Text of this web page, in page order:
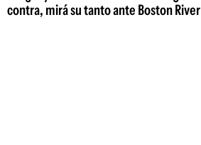
contra, mirá su tanto ante Boston River